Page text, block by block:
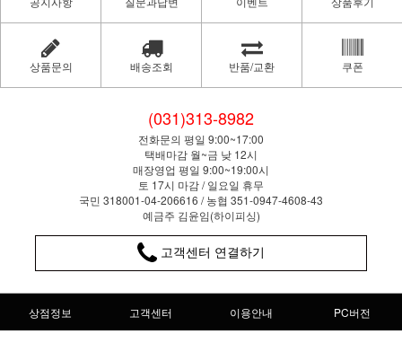
상품문의 배송조회 반품/교환 쿠폰
(031)313-8982
전화문의 평일 9:00~17:00
택배마감 월~금 낮 12시
매장영업 평일 9:00~19:00시
토 17시 마감 / 일요일 휴무
국민 318001-04-206616 / 농협 351-0947-4608-43
예금주 김윤임(하이피싱)
고객센터 연결하기
상점정보 고객센터 이용안내 PC버전